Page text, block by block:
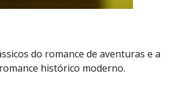
do romance de aventuras e a
histórico moderno.